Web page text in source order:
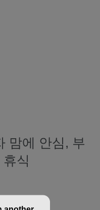
맘에 안심, 부
식